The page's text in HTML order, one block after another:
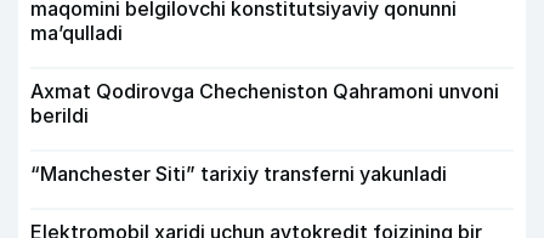
maqomini belgilovchi konstitutsiyaviy qonunni
ma’qulladi
Axmat Qodirovga Checheniston Qahramoni unvoni
berildi
“Manchester Siti” tarixiy transferni yakunladi
Elektromobil xaridi uchun avtokredit foizining bir